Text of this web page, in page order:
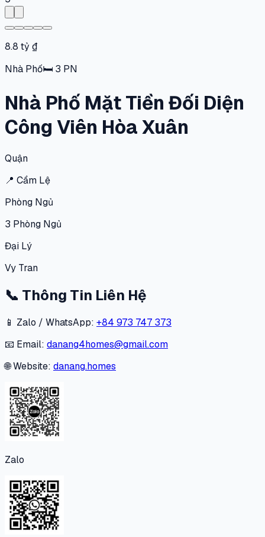
8.8 tỷ ₫
Nhà Phố🛏 3 PN
Nhà Phố Mặt Tiền Đối Diện
Công Viên Hòa Xuân
Quận
📍 Cẩm Lệ
Phòng Ngủ
3 Phòng Ngủ
Đại Lý
Vy Tran
📞 Thông Tin Liên Hệ
📱 Zalo / WhatsApp: +84 973 747 373
📧 Email: danang4homes@gmail.com
🌐 Website: danang.homes
Zalo